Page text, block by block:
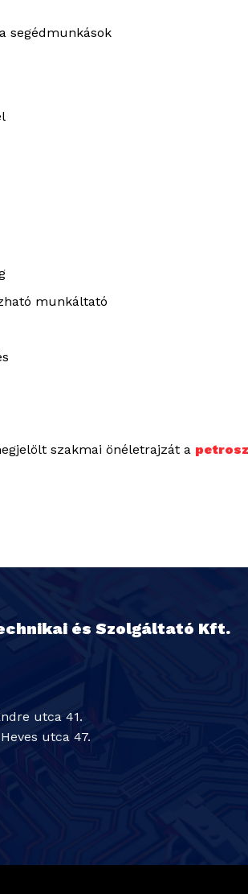
segédmunkások
munkáltató
szakmai önéletrajzát a
és Szolgáltató Kft.
utca 41.
utca 47.